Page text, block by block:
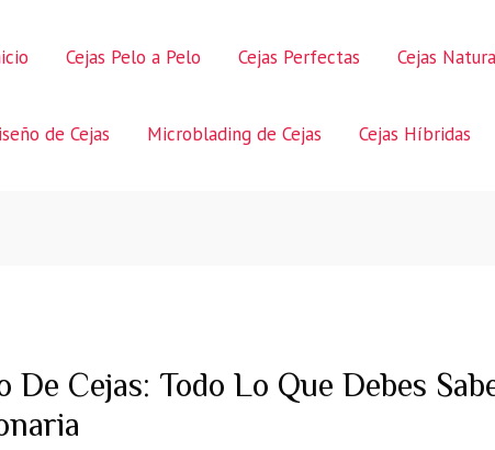
Cejas Pelo a Pelo Cejas Perfectas Cejas
de Cejas Microblading de Cejas Cejas Híbridas
De Cejas: Todo Lo Que Debes